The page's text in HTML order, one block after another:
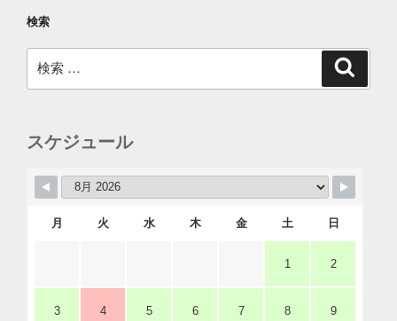
検索
索:
スケジュール
月 火 水 木 金 土 日
1 2
3 4 5 6 7 8 9